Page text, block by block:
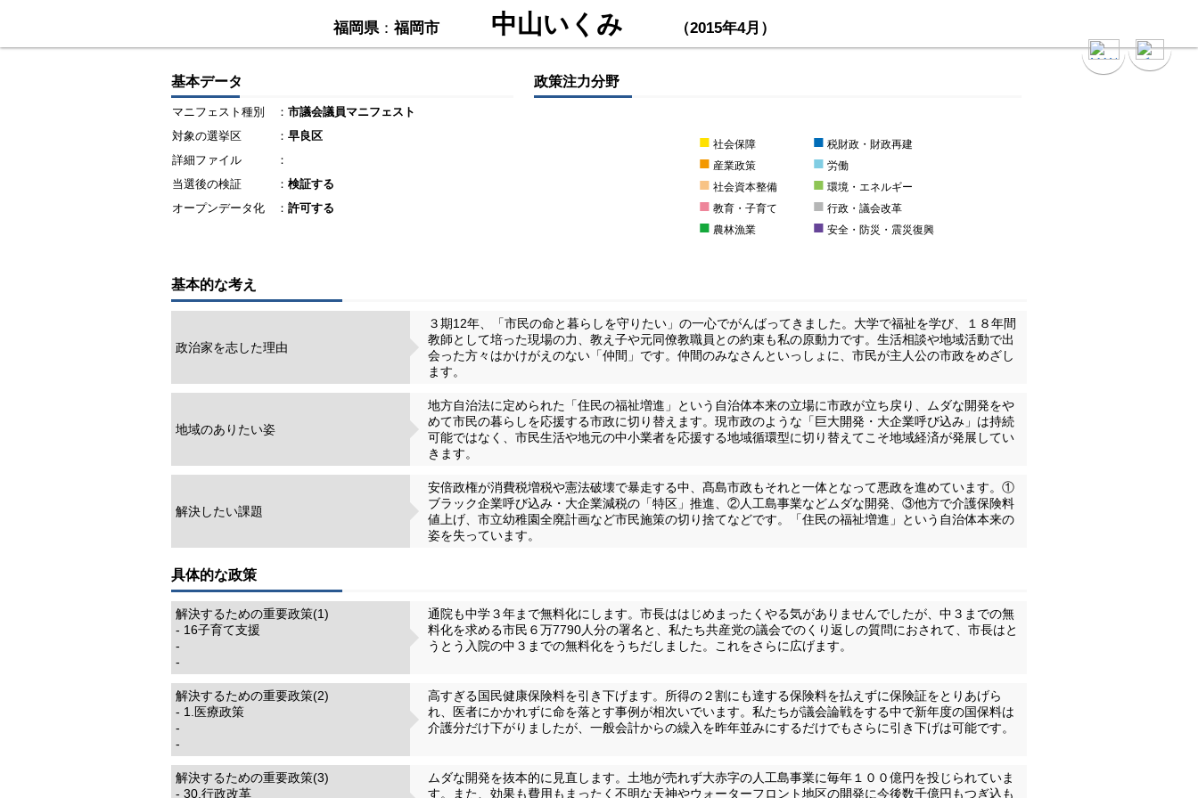
福岡県：福岡市 中山いくみ （2015年4月）
基本データ
マニフェスト種別 ： 市議会議員マニフェスト
対象の選挙区
： 早良区
詳細ファイル
：
当選後の検証
： 検証する
オープンデータ化
： 許可する
政策注力分野
■ 社会保障 ■ 税財政・財政再建
■ 産業政策 ■ 労働
■ 社会資本整備 ■ 環境・エネルギー
■ 教育・子育て ■ 行政・議会改革
■ 農林漁業 ■ 安全・防災・震災復興
基本的な考え
政治家を志した理由
３期12年、「市民の命と暮らしを守りたい」の一心でがんばってきました。大学で福祉を学び、１８年間
教師として培った現場の力、教え子や元同僚教職員との約束も私の原動力です。生活相談や地域活動で出
会った方々はかけがえのない「仲間」です。仲間のみなさんといっしょに、市民が主人公の市政をめざし
ます。
地域のありたい姿
地方自治法に定められた「住民の福祉増進」という自治体本来の立場に市政が立ち戻り、ムダな開発をや
めて市民の暮らしを応援する市政に切り替えます。現市政のような「巨大開発・大企業呼び込み」は持続
可能ではなく、市民生活や地元の中小業者を応援する地域循環型に切り替えてこそ地域経済が発展してい
きます。
解決したい課題
安倍政権が消費税増税や憲法破壊で暴走する中、髙島市政もそれと一体となって悪政を進めています。①
ブラック企業呼び込み・大企業減税の「特区」推進、②人工島事業などムダな開発、③他方で介護保険料
値上げ、市立幼稚園全廃計画など市民施策の切り捨てなどです。「住民の福祉増進」という自治体本来の
姿を失っています。
具体的な政策
解決するための重要政策(1)
- 16子育て支援
-
-
通院も中学３年まで無料化にします。市長ははじめまったくやる気がありませんでしたが、中３までの無
料化を求める市民６万7790人分の署名と、私たち共産党の議会でのくり返しの質問におされて、市長はと
うとう入院の中３までの無料化をうちだしました。これをさらに広げます。
解決するための重要政策(2)
- 1.医療政策
-
-
高すぎる国民健康保険料を引き下げます。所得の２割にも達する保険料を払えずに保険証をとりあげら
れ、医者にかかれずに命を落とす事例が相次いでいます。私たちが議会論戦をする中で新年度の国保料は
介護分だけ下がりましたが、一般会計からの繰入を昨年並みにするだけでもさらに引き下げは可能です。
解決するための重要政策(3)
- 30.行政改革
ムダな開発を抜本的に見直します。土地が売れず大赤字の人工島事業に毎年１００億円を投じられていま
す。また、効果も費用もまったく不明な天神やウォーターフロント地区の開発に今後数千億円もつぎ込も